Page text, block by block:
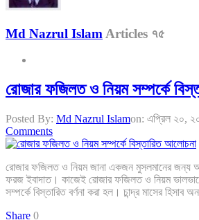
Md Nazrul Islam Articles ৭৫
রোজার ফজিলত ও নিয়ম সম্পর্কে
Posted By: Md Nazrul Islamon: এপ্রিল ২০,
Comments
রোজার ফজিলত ও নিয়ম জানা একজন মুসলমানের
ফরজ ইবাদাত। কাজেই রোজার ফজিলত ও নিয়ম
সম্পর্কে বিস্তারিত বর্ণনা করা হল। চান্দ্র মাসের হিসাব
Share 0